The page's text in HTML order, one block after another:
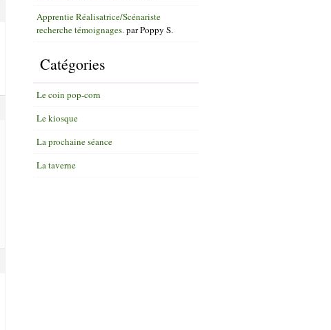
Apprentie Réalisatrice/Scénariste
recherche témoignages. parPoppy S.
Catégories
Le coin pop-corn
Le kiosque
La prochaine séance
La taverne